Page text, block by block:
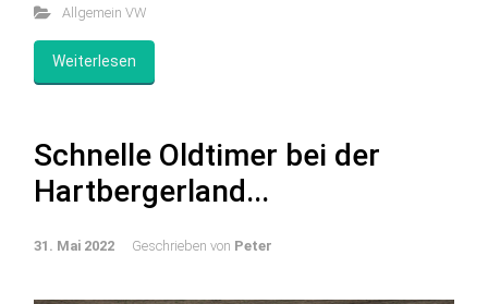
Allgemein VW
Weiterlesen
Schnelle Oldtimer bei der
Hartbergerland...
31. Mai 2022 Geschrieben von Peter